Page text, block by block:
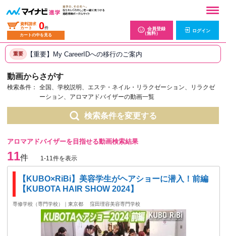
資料請求
カート
0件
カートの中を見る
会員登録
（無料）
ログイン
重要 【重要】My CareerIDへの移行のご案内
動画からさがす
検索条件：
全国、学校説明、エステ・ネイル・リラクゼーション、リラクゼ
ーション、アロマアドバイザーの動画一覧
検索条件を変更する
アロマアドバイザーを目指せる動画検索結果
11件 1-11件を表示
【KUBO×RiBi】美容学生がヘアショーに潜入！前編
【KUBOTA HAIR SHOW 2024】
専修学校（専門学校）｜東京都 窪田理容美容専門学校